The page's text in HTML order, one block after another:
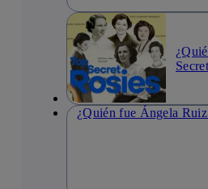
¿Quién fue Ángela